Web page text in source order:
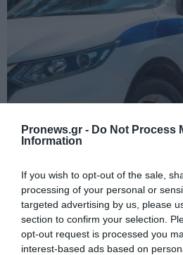
Pronews.gr - Do Not Process
Information
If you wish to opt-out of the sale,
processing of your personal or
targeted advertising by us, please
section to confirm your selection.
opt-out request is processed you
interest-based ads based on
Ταυτοποιήθηκε
για κακούργημα –
Κόρινθο έως το